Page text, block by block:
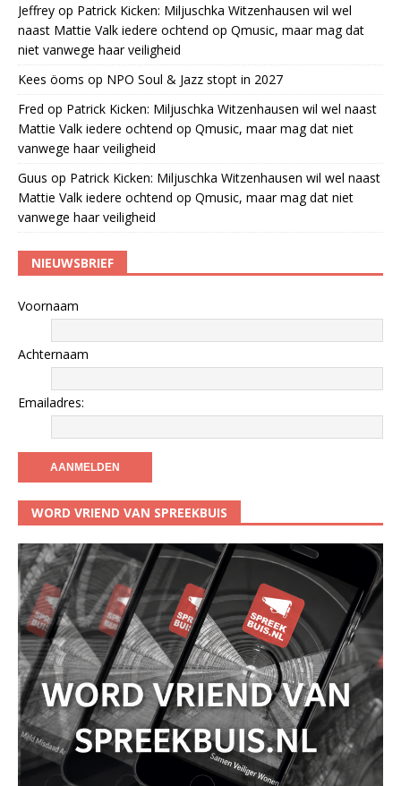
Jeffrey op Patrick Kicken: Miljuschka Witzenhausen wil wel
naast Mattie Valk iedere ochtend op Qmusic, maar mag dat
niet vanwege haar veiligheid
Kees öoms op NPO Soul & Jazz stopt in 2027
Fred op Patrick Kicken: Miljuschka Witzenhausen wil wel naast
Mattie Valk iedere ochtend op Qmusic, maar mag dat niet
vanwege haar veiligheid
Guus op Patrick Kicken: Miljuschka Witzenhausen wil wel naast
Mattie Valk iedere ochtend op Qmusic, maar mag dat niet
vanwege haar veiligheid
NIEUWSBRIEF
Voornaam
Achternaam
Emailadres:
WORD VRIEND VAN SPREEKBUIS